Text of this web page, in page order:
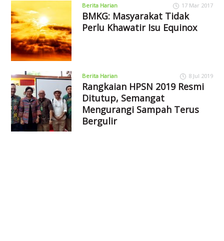
Berita Harian 17 Mar 2017
BMKG: Masyarakat Tidak
Perlu Khawatir Isu Equinox
Berita Harian 8 Jul 2019
Rangkaian HPSN 2019 Resmi
Ditutup, Semangat
Mengurangi Sampah Terus
Bergulir